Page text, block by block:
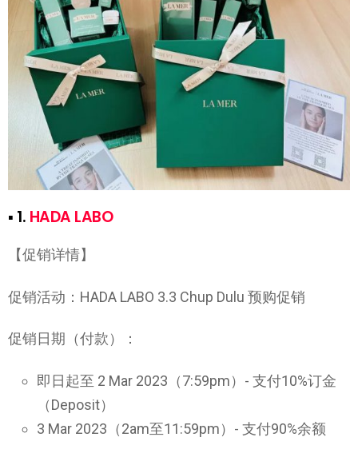
▪ 1. HADA LABO
【促销详情】
促销活动：HADA LABO 3.3 Chup Dulu 预购促销
促销日期（付款）：
即日起至 2 Mar 2023（7:59pm）- 支付10%订金
（Deposit）
3 Mar 2023（2am至11:59pm）- 支付90%余额